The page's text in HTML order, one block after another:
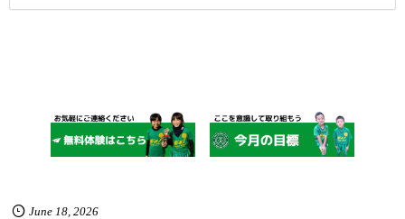
June 18, 2026